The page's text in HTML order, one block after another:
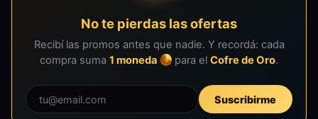
No te pierdas las ofertas
Recibí las promos antes que nadie. Y recordá: cada
compra suma 1 moneda para elCofre de Oro.
Suscribirme